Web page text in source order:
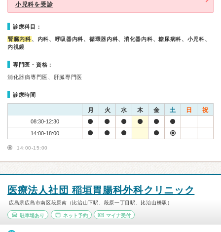
小児科を受診
診療科目：
腎臓内科 、内科、呼吸器内科、循環器内科、消化器内科、糖尿病科、小児科、
内視鏡
専門医・資格：
消化器病専門医、肝臓専門医
診療時間
月 火 水 木 金 土 日 祝
08:30-12:30
14:00-18:00
14:00-15:00
医療法人社団 稲垣胃腸科外科クリニック
広島県広島市南区段原南（比治山下駅、段原一丁目駅、比治山橋駅）
駐車場あり ネット予約 マイナ受付